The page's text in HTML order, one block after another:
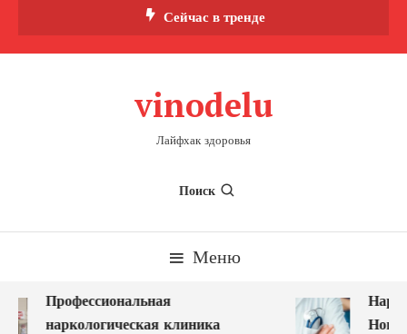
Сейчас в тренде
vinodelu
Лайфхак здоровья
Поиск
Меню
Профессиональная
наркологическая клиника